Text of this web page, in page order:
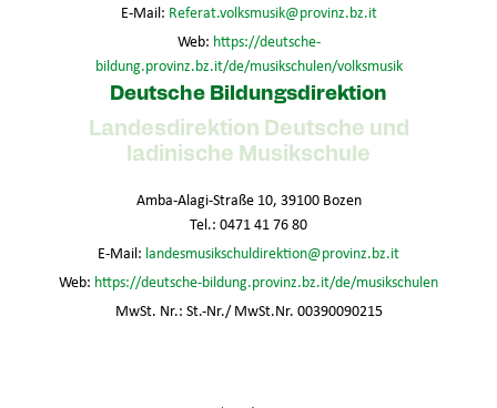
E-Mail: Referat.volksmusik@provinz.bz.it
Web: https://deutsche-
bildung.provinz.bz.it/de/musikschulen/volksmusik
Deutsche Bildungsdirektion
Landesdirektion Deutsche und
ladinische Musikschule
Amba-Alagi-Straße 10, 39100 Bozen
Tel.: 0471 41 76 80
E-Mail: landesmusikschuldirektion@provinz.bz.it
Web: https://deutsche-bildung.provinz.bz.it/de/musikschulen
MwSt. Nr.: St.-Nr./ MwSt.Nr. 00390090215